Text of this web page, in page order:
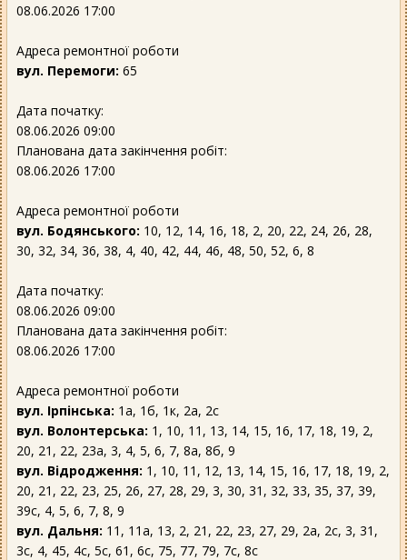
08.06.2026 17:00
Адреса ремонтної роботи
вул. Перемоги: 65
Дата початку:
08.06.2026 09:00
Планована дата закінчення робіт:
08.06.2026 17:00
Адреса ремонтної роботи
вул. Бодянського: 10, 12, 14, 16, 18, 2, 20, 22, 24, 26, 28,
30, 32, 34, 36, 38, 4, 40, 42, 44, 46, 48, 50, 52, 6, 8
Дата початку:
08.06.2026 09:00
Планована дата закінчення робіт:
08.06.2026 17:00
Адреса ремонтної роботи
вул. Ірпінська: 1а, 1б, 1к, 2а, 2с
вул. Волонтерська: 1, 10, 11, 13, 14, 15, 16, 17, 18, 19, 2,
20, 21, 22, 23а, 3, 4, 5, 6, 7, 8а, 8б, 9
вул. Відродження: 1, 10, 11, 12, 13, 14, 15, 16, 17, 18, 19, 2,
20, 21, 22, 23, 25, 26, 27, 28, 29, 3, 30, 31, 32, 33, 35, 37, 39,
39с, 4, 5, 6, 7, 8, 9
вул. Дальня: 11, 11а, 13, 2, 21, 22, 23, 27, 29, 2а, 2с, 3, 31,
3с, 4, 45, 4с, 5с, 61, 6с, 75, 77, 79, 7с, 8с